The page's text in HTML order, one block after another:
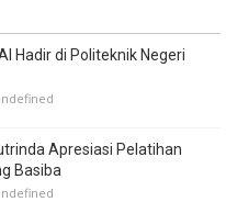
Hadir di Politeknik Negeri
Apresiasi Pelatihan
Basiba